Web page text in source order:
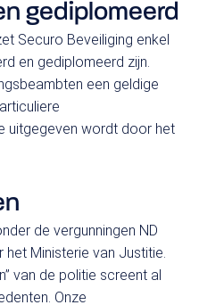
gediplomeerd
Securo Beveiliging enkel
en gediplomeerd zijn.
een geldige
uitgegeven wordt door het
de vergunningen ND
Ministerie van Justitie.
van de politie screent al
Onze